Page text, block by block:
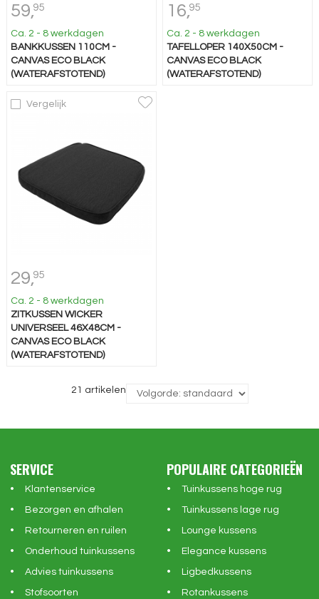
59,95
Ca. 2 - 8 werkdagen
BANKKUSSEN 110CM -
CANVAS ECO BLACK
(WATERAFSTOTEND)
16,95
Ca. 2 - 8 werkdagen
TAFELLOPER 140X50CM -
CANVAS ECO BLACK
(WATERAFSTOTEND)
Vergelijk
29,95
Ca. 2 - 8 werkdagen
ZITKUSSEN WICKER
UNIVERSEEL 46X48CM -
CANVAS ECO BLACK
(WATERAFSTOTEND)
21 artikelen
SERVICE
Klantenservice
Bezorgen en afhalen
Retourneren en ruilen
Onderhoud tuinkussens
Advies tuinkussens
Stofsoorten
POPULAIRE CATEGORIEËN
Tuinkussens hoge rug
Tuinkussens lage rug
Lounge kussens
Elegance kussens
Ligbedkussens
Rotankussens